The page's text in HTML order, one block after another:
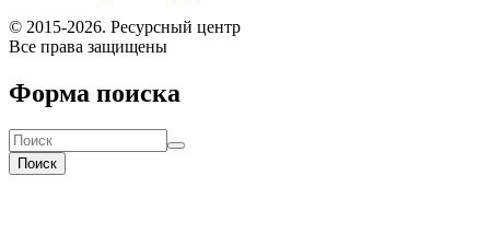
© 2015-2026. Ресурсный центр
Все права защищены
Форма поиска
Поиск